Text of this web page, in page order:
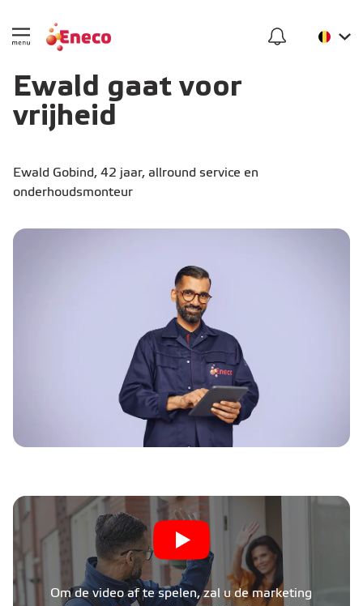
Ewald gaat voor
vrijheid
Ewald Gobind, 42 jaar, allround service en
onderhoudsmonteur
Om de video af te spelen, zal u de marketing